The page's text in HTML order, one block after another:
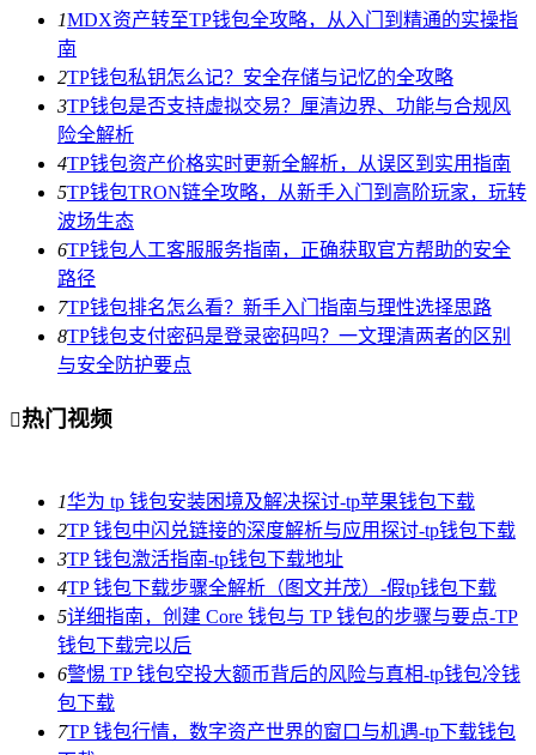
1MDX资产转至TP钱包全攻略，从入门到精通的实操指
南
2TP钱包私钥怎么记？安全存储与记忆的全攻略
3TP钱包是否支持虚拟交易？厘清边界、功能与合规风
险全解析
4TP钱包资产价格实时更新全解析，从误区到实用指南
5TP钱包TRON链全攻略，从新手入门到高阶玩家，玩转
波场生态
6TP钱包人工客服服务指南，正确获取官方帮助的安全
路径
7TP钱包排名怎么看？新手入门指南与理性选择思路
8TP钱包支付密码是登录密码吗？一文理清两者的区别
与安全防护要点
热门视频
1华为 tp 钱包安装困境及解决探讨-tp苹果钱包下载
2TP 钱包中闪兑链接的深度解析与应用探讨-tp钱包下载
3TP 钱包激活指南-tp钱包下载地址
4TP 钱包下载步骤全解析（图文并茂）-假tp钱包下载
5详细指南，创建 Core 钱包与 TP 钱包的步骤与要点-TP
钱包下载完以后
6警惕 TP 钱包空投大额币背后的风险与真相-tp钱包冷钱
包下载
7TP 钱包行情，数字资产世界的窗口与机遇-tp下载钱包